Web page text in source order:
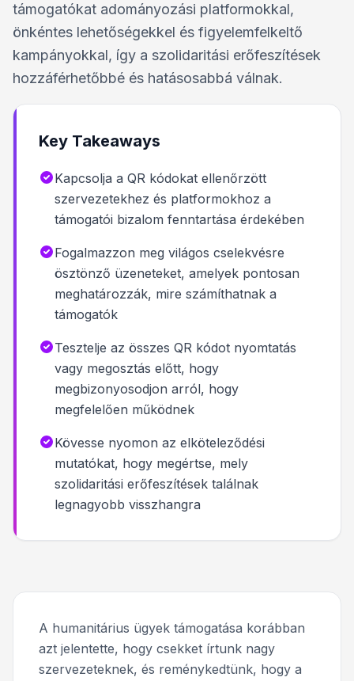
támogatókat adományozási platformokkal,
önkéntes lehetőségekkel és figyelemfelkeltő
kampányokkal, így a szolidaritási erőfeszítések
hozzáférhetőbbé és hatásosabbá válnak.
Key Takeaways
Kapcsolja a QR kódokat ellenőrzött
szervezetekhez és platformokhoz a
támogatói bizalom fenntartása érdekében
Fogalmazzon meg világos cselekvésre
ösztönző üzeneteket, amelyek pontosan
meghatározzák, mire számíthatnak a
támogatók
Tesztelje az összes QR kódot nyomtatás
vagy megosztás előtt, hogy
megbizonyosodjon arról, hogy
megfelelően működnek
Kövesse nyomon az elköteleződési
mutatókat, hogy megértse, mely
szolidaritási erőfeszítések találnak
legnagyobb visszhangra
A humanitárius ügyek támogatása korábban
azt jelentette, hogy csekket írtunk nagy
szervezeteknek, és reménykedtünk, hogy a